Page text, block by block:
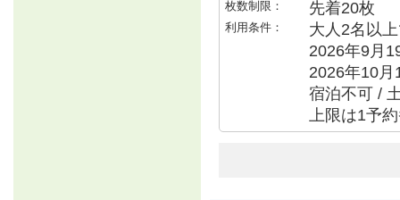
枚数制限： 先着20枚
利用条件：
大人2名以
2026年9月
2026年10
宿泊不可 /
上限は1予